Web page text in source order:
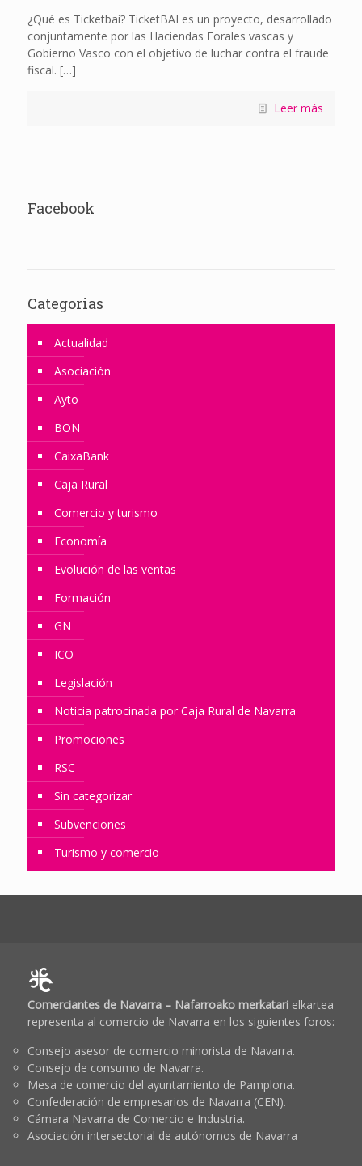
¿Qué es Ticketbai? TicketBAI es un proyecto, desarrollado
conjuntamente por las Haciendas Forales vascas y
Gobierno Vasco con el objetivo de luchar contra el fraude
fiscal. […]
Leer más
Facebook
Categorias
Actualidad
Asociación
Ayto
BON
CaixaBank
Caja Rural
Comercio y turismo
Economía
Evolución de las ventas
Formación
GN
ICO
Legislación
Noticia patrocinada por Caja Rural de Navarra
Promociones
RSC
Sin categorizar
Subvenciones
Turismo y comercio
Comerciantes de Navarra – Nafarroako merkatarielkartea
representa al comercio de Navarra en los siguientes foros:
Consejo asesor de comercio minorista de Navarra.
Consejo de consumo de Navarra.
Mesa de comercio del ayuntamiento de Pamplona.
Confederación de empresarios de Navarra (CEN).
Cámara Navarra de Comercio e Industria.
Asociación intersectorial de autónomos de Navarra